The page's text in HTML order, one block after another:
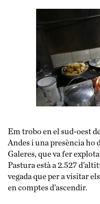
Em trobo en el sud-oest
Andes i una presència ho
Galeres, que va fer
Pastura està a 2.527
vegada que per a visitar
en comptes d’ascendir.